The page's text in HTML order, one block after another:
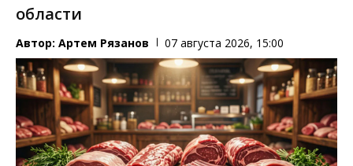
области
Автор: Артем Рязанов 07 августа 2026, 15:00